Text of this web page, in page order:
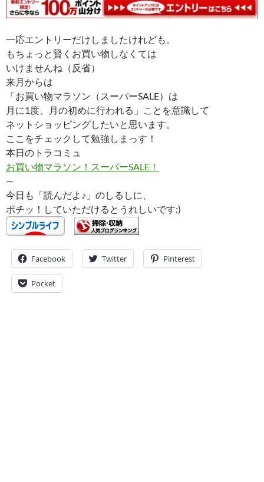
一応エントリーだけしましたけれども。
もちょっと賢くお買い物しなくては
いけませんね（反省）
来月からは
「お買い物マラソン（スーパーSALE）は
月に1度、月の初めに行われる」ことを意識して
ネットショッピングしたいと思います。
ここをチェックして勉強しまっす！
本日のトラコミュ
お買い物マラソン！スーパーSALE！
—
今日も「読んだよ♪」のしるしに、
ポチッ！していただけるとうれしいです:)
Facebook Twitter Pinterest
Pocket